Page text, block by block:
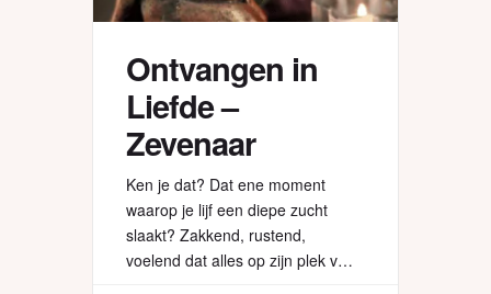
Ontvangen in
Liefde –
Zevenaar
Ken je dat? Dat ene moment
waarop je lijf een diepe zucht
slaakt? Zakkend, rustend,
voelend dat alles op zijn plek valt